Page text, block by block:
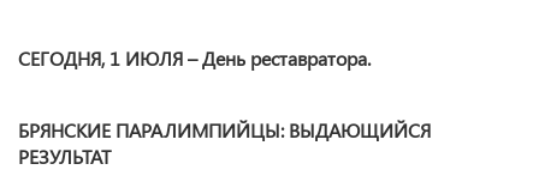
СЕГОДНЯ, 1 ИЮЛЯ – День реставратора.
БРЯНСКИЕ ПАРАЛИМПИЙЦЫ: ВЫДАЮЩИЙСЯ
РЕЗУЛЬТАТ